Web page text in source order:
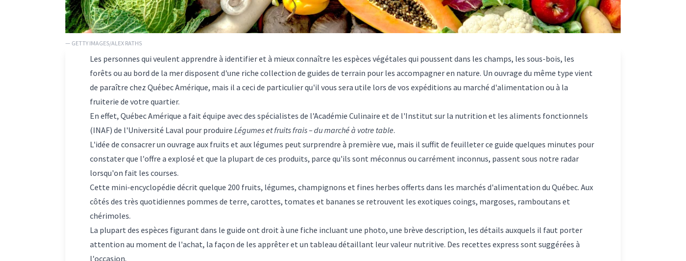
— GETTY IMAGES/ALEX RATHS
Les personnes qui veulent apprendre à identifier et à mieux connaître les espèces végétales qui poussent dans les champs, les sous-bois, les
forêts ou au bord de la mer disposent d'une riche collection de guides de terrain pour les accompagner en nature. Un ouvrage du même type vient
de paraître chez Québec Amérique, mais il a ceci de particulier qu'il vous sera utile lors de vos expéditions au marché d'alimentation ou à la
fruiterie de votre quartier.
En effet, Québec Amérique a fait équipe avec des spécialistes de l'Académie Culinaire et de l'Institut sur la nutrition et les aliments fonctionnels
(INAF) de l'Université Laval pour produire Légumes et fruits frais – du marché à votre table.
L'idée de consacrer un ouvrage aux fruits et aux légumes peut surprendre à première vue, mais il suffit de feuilleter ce guide quelques minutes pour
constater que l'offre a explosé et que la plupart de ces produits, parce qu'ils sont méconnus ou carrément inconnus, passent sous notre radar
lorsqu'on fait les courses.
Cette mini-encyclopédie décrit quelque 200 fruits, légumes, champignons et fines herbes offerts dans les marchés d'alimentation du Québec. Aux
côtés des très quotidiennes pommes de terre, carottes, tomates et bananes se retrouvent les exotiques coings, margoses, ramboutans et
chérimoles.
La plupart des espèces figurant dans le guide ont droit à une fiche incluant une photo, une brève description, les détails auxquels il faut porter
attention au moment de l'achat, la façon de les apprêter et un tableau détaillant leur valeur nutritive. Des recettes express sont suggérées à
l'occasion.